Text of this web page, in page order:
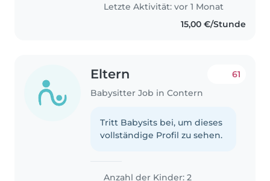
Letzte Aktivität: vor 1 Monat
15,00 €/Stunde
Eltern
Babysitter Job in Contern
61
Tritt Babysits bei, um dieses
vollständige Profil zu sehen.
Anzahl der Kinder: 2